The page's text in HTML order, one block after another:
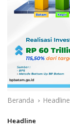
Beranda Headline
Headline